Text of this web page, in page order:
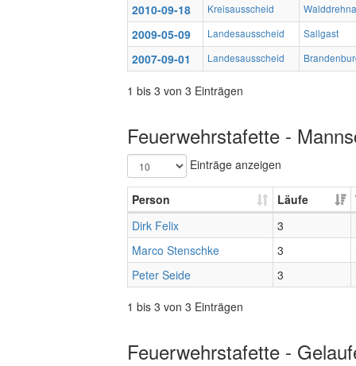
2010-09-18
Kreisausscheid Walddrehna
2009-05-09 Landesausscheid Sallgast
2007-09-01 Landesausscheid
1 bis 3 von 3 Einträgen
Feuerwehrstafette -
Einträge anzeigen
Person Läufe
Dirk Felix
3
Marco Stenschke 3
Peter Seide 3
1 bis 3 von 3 Einträgen
Feuerwehrstafette -